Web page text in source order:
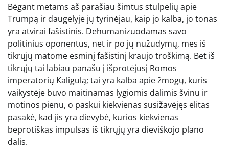
Bėgant metams aš parašiau šimtus stulpelių apie
Trumpą ir daugelyje jų tyrinėjau, kaip jo kalba, jo tonas
yra atvirai fašistinis. Dehumanizuodamas savo
politinius oponentus, net ir po jų nužudymų, mes iš
tikrųjų matome esminį fašistinį kraujo troškimą. Bet iš
tikrųjų tai labiau panašu į išprotėjusį Romos
imperatorių Kaligulą; tai yra kalba apie žmogų, kuris
vaikystėje buvo maitinamas lygiomis dalimis švinu ir
motinos pienu, o paskui kiekvienas susižavėjęs elitas
pasakė, kad jis yra dievybė, kurios kiekvienas
beprotiškas impulsas iš tikrųjų yra dieviškojo plano
dalis.